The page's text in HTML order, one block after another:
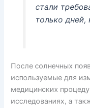
стали
только дней,
После солнечных
используемые для
медицинских
исследованиях, а